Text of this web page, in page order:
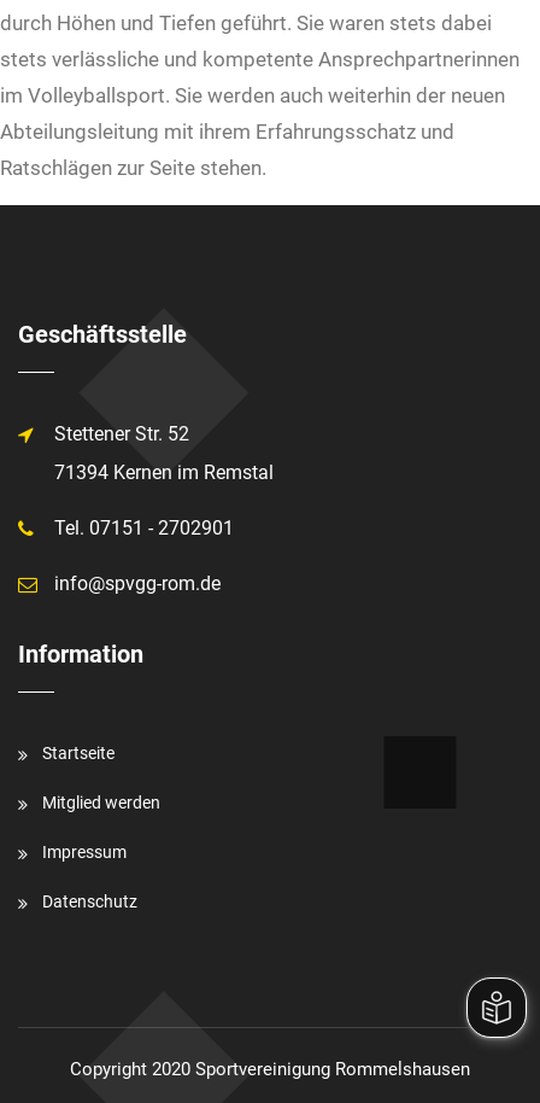
durch Höhen und Tiefen geführt. Sie waren stets dabei
stets verlässliche und kompetente Ansprechpartnerinnen
im Volleyballsport. Sie werden auch weiterhin der neuen
Abteilungsleitung mit ihrem Erfahrungsschatz und
Ratschlägen zur Seite stehen.
Geschäftsstelle
Stettener Str. 52
71394 Kernen im Remstal
Tel. 07151 - 2702901
info@spvgg-rom.de
Information
Startseite
Mitglied werden
Impressum
Datenschutz
Copyright 2020 Sportvereinigung Rommelshausen